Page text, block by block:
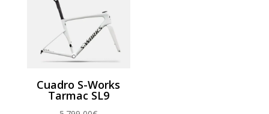
13.499,00€.
Cuadro S-Works
Tarmac SL9